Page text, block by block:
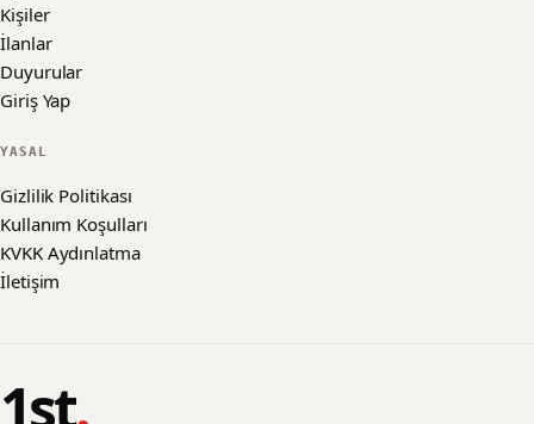
Kişiler
İlanlar
Duyurular
Giriş Yap
YASAL
Gizlilik Politikası
Kullanım Koşulları
KVKK Aydınlatma
İletişim
1st.